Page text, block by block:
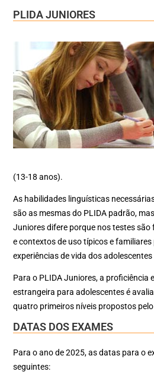
PLIDA JUNIORES
(13-18 anos).
As habilidades linguísticas
são as mesmas do PLIDA padrão,
Juniores difere porque nos testes
e contextos de uso típicos e
experiências de vida dos
Para o PLIDA Juniores, a proficiência
estrangeira para adolescentes é
quatro primeiros níveis propostos pelo
DATAS DOS EXAMES
Para o ano de 2025, as datas para o
seguintes: